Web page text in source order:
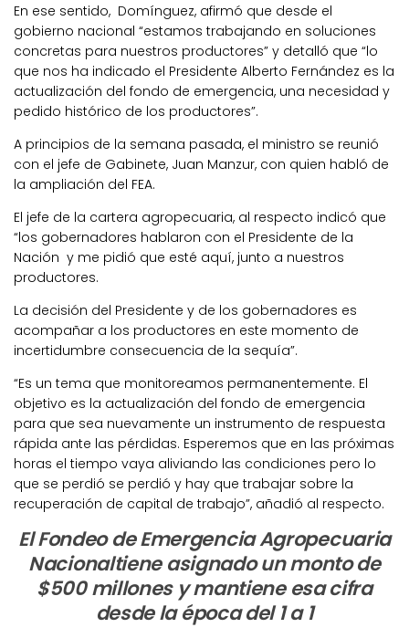
En ese sentido, Domínguez, afirmó que desde el
gobierno nacional “estamos trabajando en soluciones
concretas para nuestros productores” y detalló que “lo
que nos ha indicado el Presidente Alberto Fernández es la
actualización del fondo de emergencia, una necesidad y
pedido histórico de los productores”.
A principios de la semana pasada, el ministro se reunió
con el jefe de Gabinete, Juan Manzur, con quien habló de
la ampliación del FEA.
El jefe de la cartera agropecuaria, al respecto indicó que
“los gobernadores hablaron con el Presidente de la
Nación y me pidió que esté aquí, junto a nuestros
productores.
La decisión del Presidente y de los gobernadores es
acompañar a los productores en este momento de
incertidumbre consecuencia de la sequía”.
“Es un tema que monitoreamos permanentemente. El
objetivo es la actualización del fondo de emergencia
para que sea nuevamente un instrumento de respuesta
rápida ante las pérdidas. Esperemos que en las próximas
horas el tiempo vaya aliviando las condiciones pero lo
que se perdió se perdió y hay que trabajar sobre la
recuperación de capital de trabajo”, añadió al respecto.
El Fondeo de Emergencia Agropecuaria
Nacionaltiene asignado un monto de
$500 millones y mantiene esa cifra
desde la época del 1 a 1